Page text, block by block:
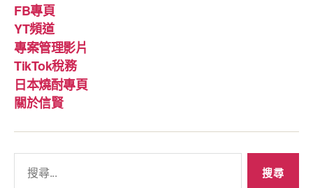
FB專頁
YT頻道
專案管理影片
TikTok稅務
日本燒酎專頁
關於信賢